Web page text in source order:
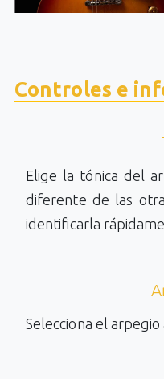
Controles e
Elige la tónica del
diferente de las
identificarla
Selecciona el arpegio